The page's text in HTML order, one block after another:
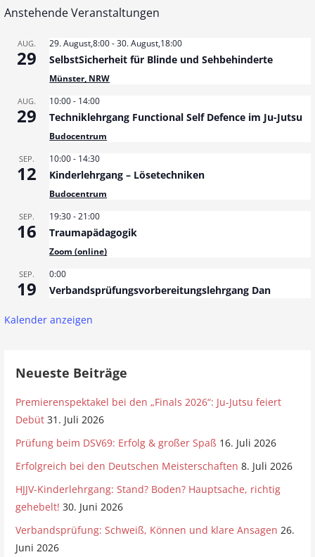
Anstehende Veranstaltungen
AUG.
29
29. August,8:00-30. August,18:00
SelbstSicherheit für Blinde und Sehbehinderte
Münster, NRW
AUG.
29
10:00- 14:00
Techniklehrgang Functional Self Defence im Ju-Jutsu
Budocentrum
SEP.
12
10:00- 14:30
Kinderlehrgang – Lösetechniken
Budocentrum
SEP.
16
19:30-21:00
Traumapädagogik
Zoom (online)
SEP.
19
0:00
Verbandsprüfungsvorbereitungslehrgang Dan
Kalender anzeigen
Neueste Beiträge
Premierenspektakel bei den „Finals 2026“: Ju-Jutsu feiert
Debüt 31. Juli 2026
Prüfung beim DSV69: Erfolg & großer Spaß 16. Juli 2026
Erfolgreich bei den Deutschen Meisterschaften 8. Juli 2026
HJJV-Kinderlehrgang: Stand? Boden? Hauptsache, richtig
gehebelt! 30. Juni 2026
Verbandsprüfung: Schweiß, Können und klare Ansagen 26.
Juni 2026